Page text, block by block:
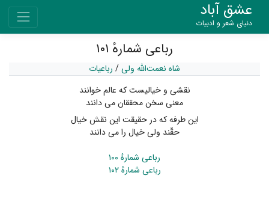
عشق آباد
دنیای شعر و ادبیات
رباعی شمارهٔ ۱۰۱
شاه نعمت‌الله ولی/ رباعیات
نقشی و خیالیست که عالم خوانند
معنی سخن محققان می دانند
این طرفه که در حقیقت این نقش خیال
حقّند ولی خیال را می دانند
رباعی شمارهٔ ۱۰۰
رباعی شمارهٔ ۱۰۲